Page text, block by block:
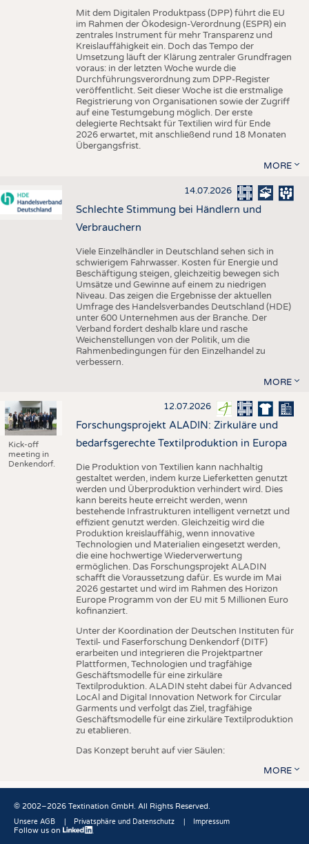
Mit dem Digitalen Produktpass (DPP) führt die EU
im Rahmen der Ökodesign-Verordnung (ESPR) ein
zentrales Instrument für mehr Transparenz und
Kreislauffähigkeit ein. Doch das Tempo der
Umsetzung läuft der Klärung zentraler Grundfragen
voraus: in der letzten Woche wurde die
Durchführungsverordnung zum DPP-Register
veröffentlicht. Seit dieser Woche ist die erstmalige
Registrierung von Organisationen sowie der Zugriff
auf eine Testumgebung möglich. Der erste
delegierte Rechtsakt für Textilien wird für Ende
2026 erwartet, mit anschließend rund 18 Monaten
Übergangsfrist.
MORE
14.07.2026
Schlechte Stimmung bei Händlern und
Verbrauchern
Viele Einzelhändler in Deutschland sehen sich in
schwierigem Fahrwasser. Kosten für Energie und
Beschäftigung steigen, gleichzeitig bewegen sich
Umsätze und Gewinne auf einem zu niedrigen
Niveau. Das zeigen die Ergebnisse der aktuellen
Umfrage des Handelsverbandes Deutschland (HDE)
unter 600 Unternehmen aus der Branche. Der
Verband fordert deshalb klare und rasche
Weichenstellungen von der Politik, um die
Rahmenbedingungen für den Einzelhandel zu
verbessern.
MORE
Kick-off
meeting in
Denkendorf.
12.07.2026
Forschungsprojekt ALADIN: Zirkuläre und
bedarfsgerechte Textilproduktion in Europa
Die Produktion von Textilien kann nachhaltig
gestaltet werden, indem kurze Lieferketten genutzt
werden und Überproduktion verhindert wird. Dies
kann bereits heute erreicht werden, wenn
bestehende Infrastrukturen intelligent vernetzt und
effizient genutzt werden. Gleichzeitig wird die
Produktion kreislauffähig, wenn innovative
Technologien und Materialien eingesetzt werden,
die eine hochwertige Wiederverwertung
ermöglichen. Das Forschungsprojekt ALADIN
schafft die Voraussetzung dafür. Es wurde im Mai
2026 gestartet und wird im Rahmen des Horizon
Europe Programm von der EU mit 5 Millionen Euro
kofinanziert.
Unter der Koordination der Deutschen Instituten für
Textil- und Faserforschung Denkendorf (DITF)
erarbeiten und integrieren die Projektpartner
Plattformen, Technologien und tragfähige
Geschäftsmodelle für eine zirkuläre
Textilproduktion. ALADIN steht dabei für Advanced
LocAl and Digital Innovation Network for Circular
Garments und verfolgt das Ziel, tragfähige
Geschäftsmodelle für eine zirkuläre Textilproduktion
zu etablieren.
Das Konzept beruht auf vier Säulen:
MORE
© 2002–2026 Textination GmbH. All Rights Reserved.
Fußbereich
Unsere AGB Privatsphäre und Datenschutz Impressum
Follow us on